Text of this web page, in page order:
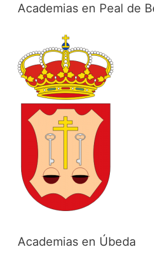
Academias en Peal de
Academias en Úbeda